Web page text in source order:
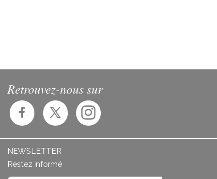
Retrouvez-nous sur
NEWSLETTER
Restez informé